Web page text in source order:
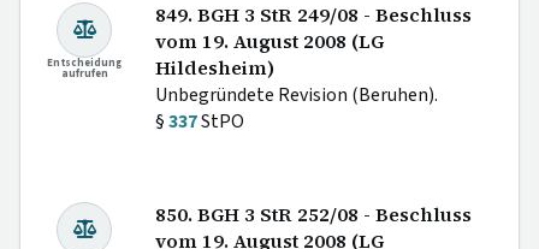
Entscheidung
aufrufen
849. BGH 3 StR 249/08 - Beschluss
vom 19. August 2008 (LG
Hildesheim)
Unbegründete Revision (Beruhen).
§337StPO
850. BGH 3 StR 252/08 - Beschluss
vom 19. August 2008 (LG